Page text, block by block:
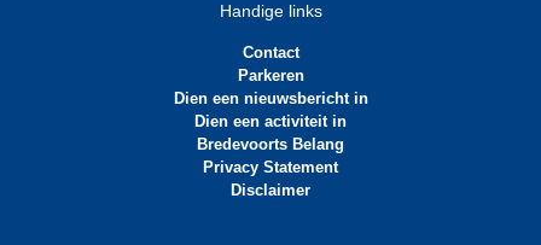
Handige links
Contact
Parkeren
Dien een nieuwsbericht in
Dien een activiteit in
Bredevoorts Belang
Privacy Statement
Disclaimer